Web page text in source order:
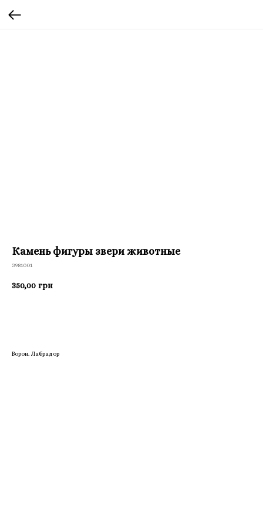
Камень фигуры звери животные
3981001
350,00 грн
Ворон. Лабрадор